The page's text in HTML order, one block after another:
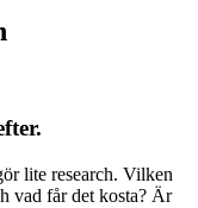
lite research. Vilken
vad får det kosta? Är